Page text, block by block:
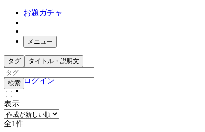
お題ガチャ
メニュー
お題箱
ガチャ検索
ログイン
タグ タイトル・説明文
検索
表示
全1件